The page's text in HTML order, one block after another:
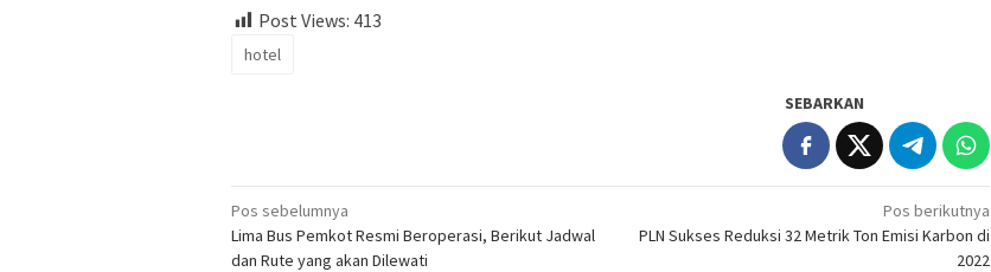
Post Views: 413
hotel
SEBARKAN
Navigasi
pos
Pos sebelumnya
Lima Bus Pemkot Resmi Beroperasi, Berikut Jadwal
dan Rute yang akan Dilewati
Pos berikutnya
PLN Sukses Reduksi 32 Metrik Ton Emisi Karbon di
2022